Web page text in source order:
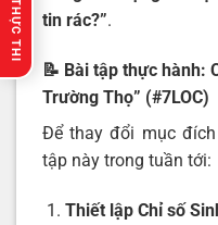
tin rác?”.
📝 Bài tập thực hành:
Trường Thọ” (#7LOC)
Để thay đổi mục
tập này trong tuần tới:
Thiết lập Chỉ số